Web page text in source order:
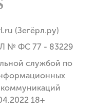
(Зегёрл.ру)
№ ФС 77 - 83229
службой по
18+